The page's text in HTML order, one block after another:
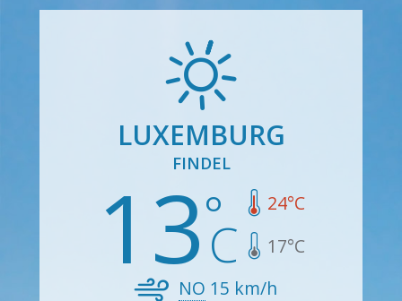
LUXEMBURG
FINDEL
13 24°C
17°C
NO 15 km/h